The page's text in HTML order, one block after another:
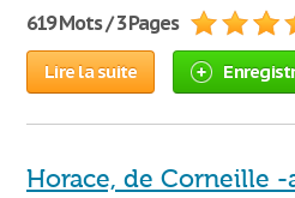
619 Mots / 3 Pages
Lire la suite
Horace, de Corneille -